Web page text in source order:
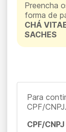
Preencha
forma de
CHÁ
SACHES
Para
CPF/CNPJ.
CPF/CNPJ